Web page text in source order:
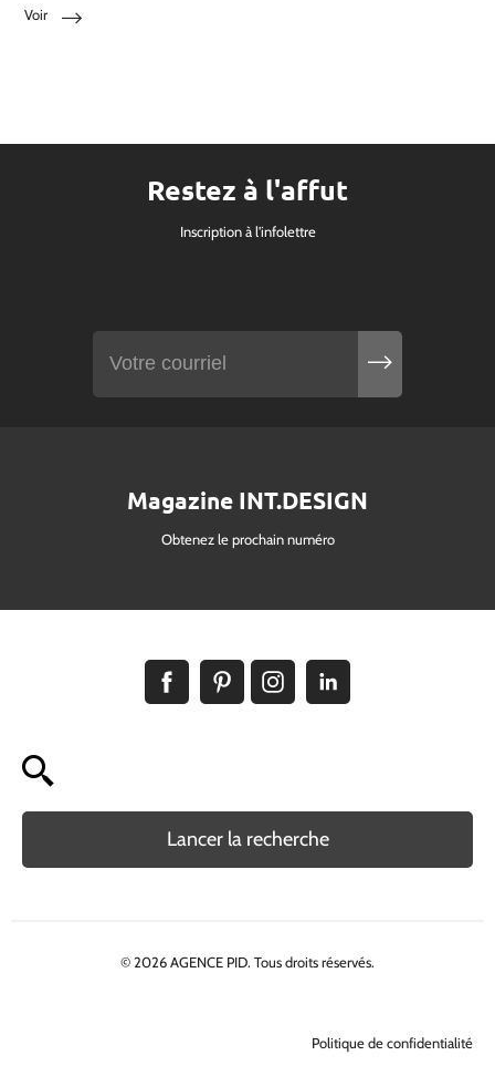
Voir
Restez à l'affut
Inscription à l'infolettre
Magazine INT.DESIGN
Obtenez le prochain numéro
Lancer la recherche
© 2026 AGENCE PID. Tous droits réservés.
Politique de confidentialité